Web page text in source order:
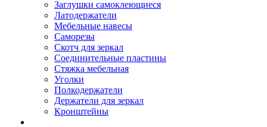
Заглушки самоклеющиеся
Латодержатели
Мебельные навесы
Саморезы
Скотч для зеркал
Соединительные пластины
Стяжка мебельная
Уголки
Полкодержатели
Держатели для зеркал
Кронштейны